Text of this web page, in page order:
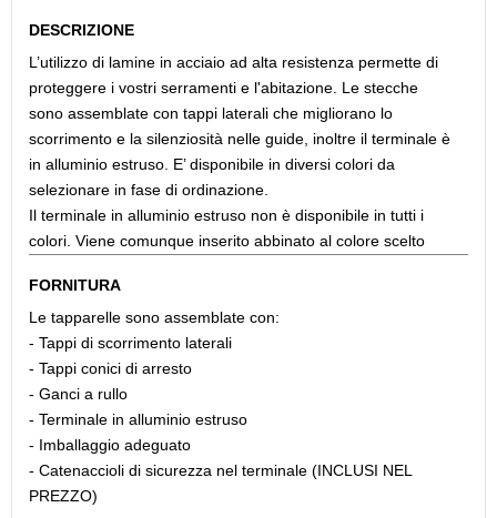
DESCRIZIONE
L’utilizzo di lamine in acciaio ad alta resistenza permette di
proteggere i vostri serramenti e l'abitazione. Le stecche
sono assemblate con tappi laterali che migliorano lo
scorrimento e la silenziosità nelle guide, inoltre il terminale è
in alluminio estruso. E’ disponibile in diversi colori da
selezionare in fase di ordinazione.
Il terminale in alluminio estruso non è disponibile in tutti i
colori. Viene comunque inserito abbinato al colore scelto
FORNITURA
Le tapparelle sono assemblate con:
- Tappi di scorrimento laterali
- Tappi conici di arresto
- Ganci a rullo
- Terminale in alluminio estruso
- Imballaggio adeguato
- Catenaccioli di sicurezza nel terminale (INCLUSI NEL
PREZZO)